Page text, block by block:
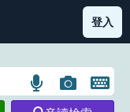
部首索引表圖示
登入
語
言
圖
片
開